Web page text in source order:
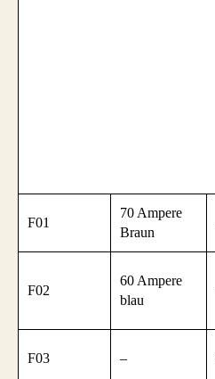
F01
70 Ampere
Braun
F02
60 Ampere
blau
F03 –